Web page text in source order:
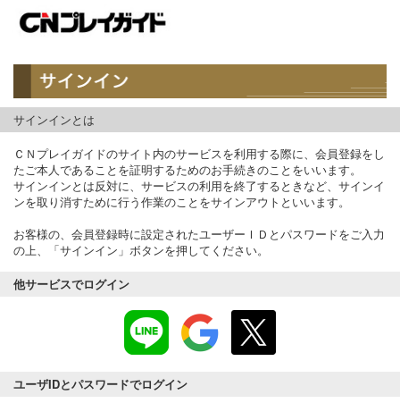
サインインとは
ＣＮプレイガイドのサイト内のサービスを利用する際に、会員登録をし
たご本人であることを証明するためのお手続きのことをいいます。
サインインとは反対に、サービスの利用を終了するときなど、サインイ
ンを取り消すために行う作業のことをサインアウトといいます。
お客様の、会員登録時に設定されたユーザーＩＤとパスワードをご入力
の上、「サインイン」ボタンを押してください。
他サービスでログイン
ユーザIDとパスワードでログイン